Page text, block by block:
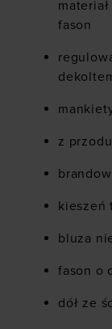
fason
z
kieszeń
bluza
fason o
dół ze